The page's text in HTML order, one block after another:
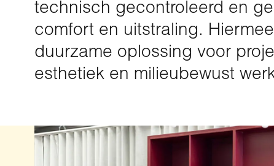
technisch gecontroleerd en
comfort en uitstraling.
duurzame oplossing voor
esthetiek en milieubewust